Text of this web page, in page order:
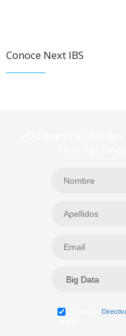
Conoce Next IBS